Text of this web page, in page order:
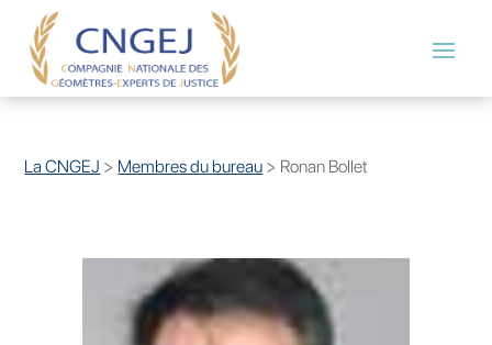
La CNGEJ > Membres du bureau > Ronan Bollet